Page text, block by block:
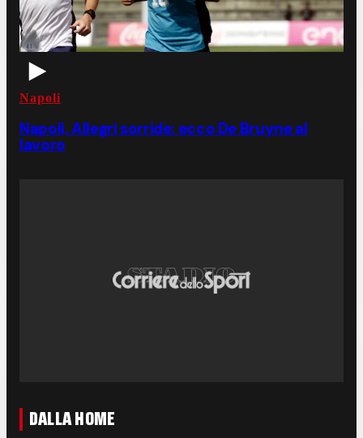
Napoli
Napoli, Allegri sorride: ecco De Bruyne al
lavoro
DALLA HOME